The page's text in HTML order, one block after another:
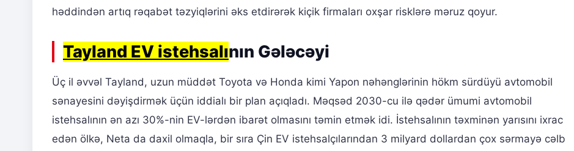
həddindən artıq rəqabət təzyiqlərini əks etdirərək kiçik firmaları oxşar risklərə məruz qoyur.
Tayland EV istehsalının Gələcəyi
Üç il əvvəl Tayland, uzun müddət Toyota və Honda kimi Yapon nəhənglərinin hökm sürdüyü avtomobil
sənayesini dəyişdirmək üçün iddialı bir plan açıqladı. Məqsəd 2030-cu ilə qədər ümumi avtomobil
istehsalının ən azı 30%-nin EV-lərdən ibarət olmasını təmin etmək idi. İstehsalının təxminən yarısını ixrac
edən ölkə, Neta da daxil olmaqla, bir sıra Çin EV istehsalçılarından 3 milyard dollardan çox sərmayə cəlb